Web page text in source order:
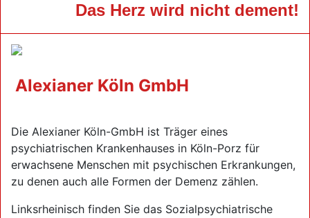
Das Herz wird nicht dement!
Alexianer Köln GmbH
Die Alexianer Köln-GmbH ist Träger eines
psychiatrischen Krankenhauses in Köln-Porz für
erwachsene Menschen mit psychischen Erkrankungen,
zu denen auch alle Formen der Demenz zählen.
Linksrheinisch finden Sie das Sozialpsychiatrische